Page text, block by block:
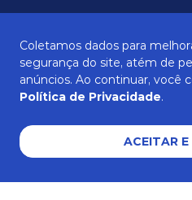
ATENDIMENTO
Coletamos dados para
segurança do site, atém de
anúncios. Ao continuar, você
Política de Privacidade.
ACEITAR E